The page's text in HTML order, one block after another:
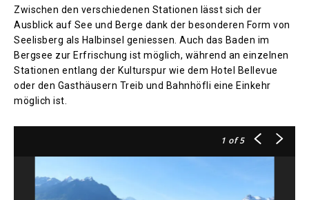
Zwischen den verschiedenen Stationen lässt sich der
Ausblick auf See und Berge dank der besonderen Form von
Seelisberg als Halbinsel geniessen. Auch das Baden im
Bergsee zur Erfrischung ist möglich, während an einzelnen
Stationen entlang der Kulturspur wie dem Hotel Bellevue
oder den Gasthäusern Treib und Bahnhöfli eine Einkehr
möglich ist.
1 of 5